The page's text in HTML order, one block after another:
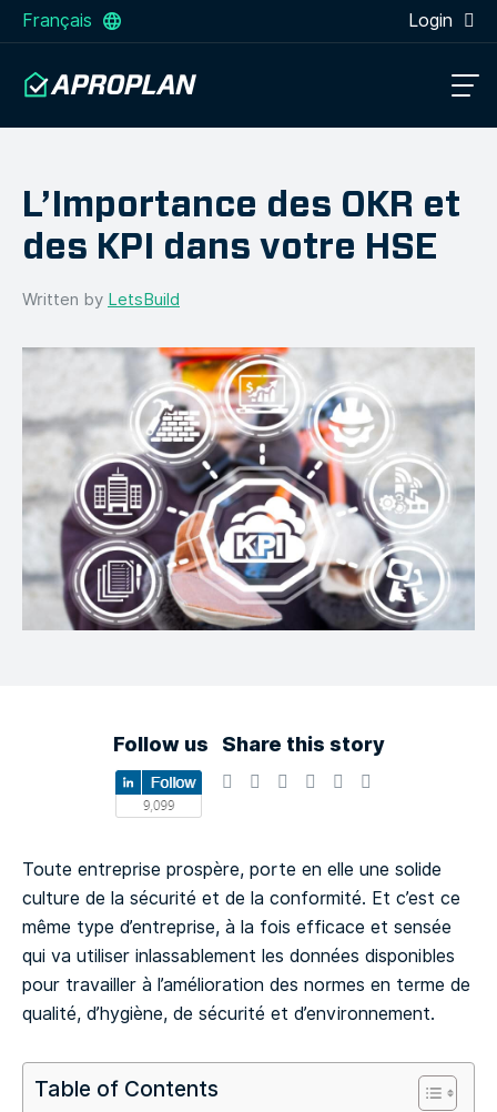
Français Login
L’Importance des OKR et
des KPI dans votre HSE
Written by LetsBuild
Follow us Share this story
Toute entreprise prospère, porte en elle une solide
culture de la sécurité et de la conformité. Et c’est ce
même type d’entreprise, à la fois efficace et sensée
qui va utiliser inlassablement les données disponibles
pour travailler à l’amélioration des normes en terme de
qualité, d’hygiène, de sécurité et d’environnement.
Table of Contents